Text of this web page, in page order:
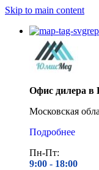
Skip to main content
Офис дилера в
Московская
Подробнее
Пн-Пт:
9:00 - 18:00